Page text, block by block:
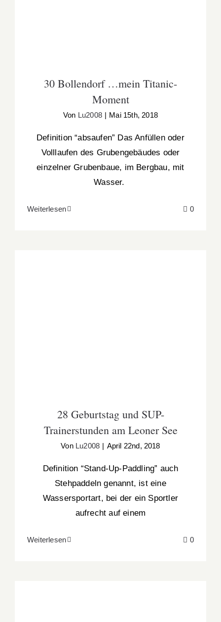
30 Bollendorf …mein Titanic-
Moment
Von Lu2008 | Mai 15th, 2018
Definition “absaufen” Das Anfüllen oder
Volllaufen des Grubengebäudes oder
einzelner Grubenbaue, im Bergbau, mit
Wasser.
Weiterlesen 0
28 Geburtstag und SUP-
Trainerstunden am Leoner See
Von Lu2008 | April 22nd, 2018
Definition “Stand-Up-Paddling” auch
Stehpaddeln genannt, ist eine
Wassersportart, bei der ein Sportler
aufrecht auf einem
Weiterlesen 0